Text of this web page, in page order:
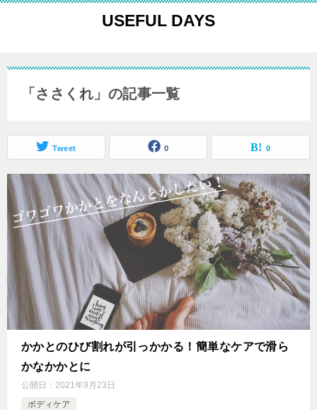
USEFUL DAYS
「ささくれ」の記事一覧
Tweet 0 0
かかとのひび割れが引っかかる！簡単なケアで滑ら
かなかかとに
公開日： 2021年9月23日
ボディケア